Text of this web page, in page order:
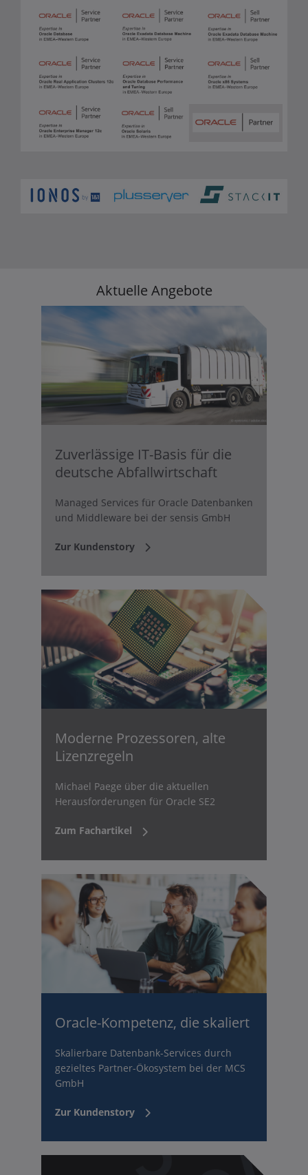
Aktuelle Angebote
Zuverlässige IT-Basis für die
deutsche Abfallwirtschaft
Managed Services für Oracle Datenbanken
und Middleware bei der sensis GmbH
Zur Kundenstory
Moderne Prozessoren, alte
Lizenzregeln
Michael Paege über die aktuellen
Herausforderungen für Oracle SE2
Zum Fachartikel
Oracle-Kompetenz, die skaliert
Skalierbare Datenbank-Services durch
gezieltes Partner-Ökosystem bei der MCS
GmbH
Zur Kundenstory